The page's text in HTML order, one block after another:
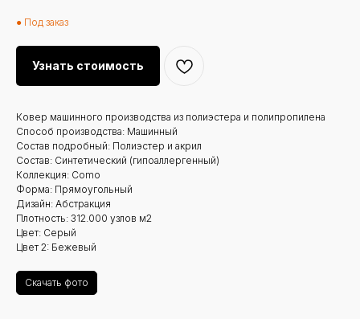
● Под заказ
Узнать стоимость
Ковер машинного производства из полиэстера и полипропилена
Способ производства: Машинный
Состав подробный: Полиэстер и акрил
Состав: Синтетический (гипоаллергенный)
Коллекция: Como
Форма: Прямоугольный
Дизайн: Абстракция
Плотность: 312.000 узлов м2
Цвет: Серый
Цвет 2: Бежевый
Скачать фото